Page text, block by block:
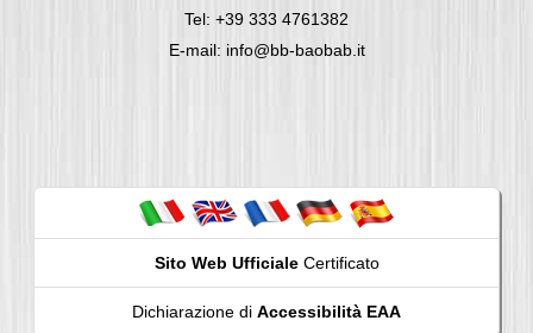
Tel: +39 333 4761382
E-mail: info@bb-baobab.it
Sito Web UfficialeCertificato
Dichiarazione di Accessibilità EAA